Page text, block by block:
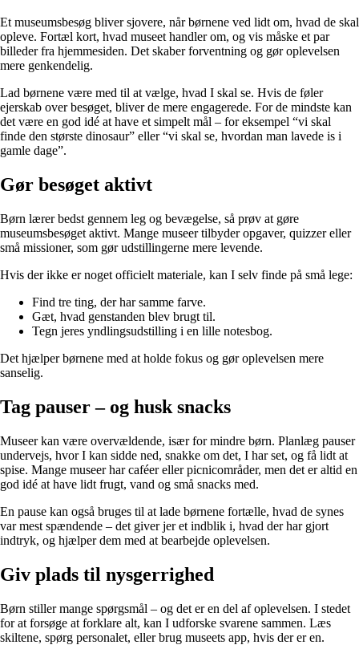
Et museumsbesøg bliver sjovere, når børnene ved lidt om, hvad de skal
opleve. Fortæl kort, hvad museet handler om, og vis måske et par
billeder fra hjemmesiden. Det skaber forventning og gør oplevelsen
mere genkendelig.
Lad børnene være med til at vælge, hvad I skal se. Hvis de føler
ejerskab over besøget, bliver de mere engagerede. For de mindste kan
det være en god idé at have et simpelt mål – for eksempel “vi skal
finde den største dinosaur” eller “vi skal se, hvordan man lavede is i
gamle dage”.
Gør besøget aktivt
Børn lærer bedst gennem leg og bevægelse, så prøv at gøre
museumsbesøget aktivt. Mange museer tilbyder opgaver, quizzer eller
små missioner, som gør udstillingerne mere levende.
Hvis der ikke er noget officielt materiale, kan I selv finde på små lege:
Find tre ting, der har samme farve.
Gæt, hvad genstanden blev brugt til.
Tegn jeres yndlingsudstilling i en lille notesbog.
Det hjælper børnene med at holde fokus og gør oplevelsen mere
sanselig.
Tag pauser – og husk snacks
Museer kan være overvældende, især for mindre børn. Planlæg pauser
undervejs, hvor I kan sidde ned, snakke om det, I har set, og få lidt at
spise. Mange museer har caféer eller picnicområder, men det er altid en
god idé at have lidt frugt, vand og små snacks med.
En pause kan også bruges til at lade børnene fortælle, hvad de synes
var mest spændende – det giver jer et indblik i, hvad der har gjort
indtryk, og hjælper dem med at bearbejde oplevelsen.
Giv plads til nysgerrighed
Børn stiller mange spørgsmål – og det er en del af oplevelsen. I stedet
for at forsøge at forklare alt, kan I udforske svarene sammen. Læs
skiltene, spørg personalet, eller brug museets app, hvis der er en.